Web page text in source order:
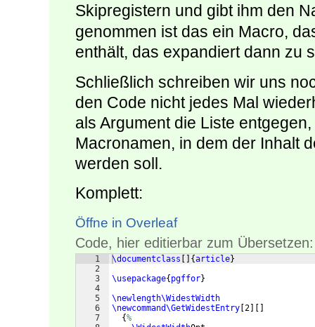
Skipregistern und gibt ihm den
genommen ist das ein Macro,
enthält, das expandiert dann zu
Schließlich schreiben wir uns
den Code nicht jedes Mal
als Argument die Liste
Macronamen, in dem der Inhalt
werden soll.
Komplett:
Öffne in Overleaf
Code, hier editierbar zum Übersetzen:
1
2
3
4
5
6
7
\documentclass {article}
\usepackage{ pgffor}
\newlength\WidestWidth
\newcommand\GetWidestEntry 2
{%